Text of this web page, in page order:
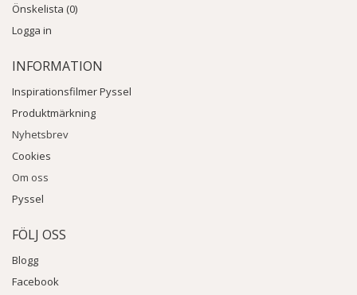
Önskelista (0)
Logga in
INFORMATION
Inspirationsfilmer Pyssel
Produktmärkning
Nyhetsbrev
Cookies
Om oss
Pyssel
FÖLJ OSS
Blogg
Facebook